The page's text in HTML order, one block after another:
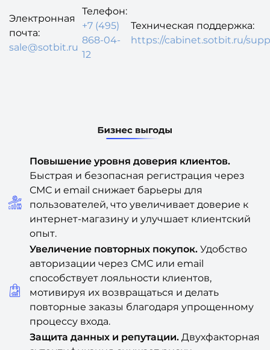
Электронная
почта:
sale@sotbit.ru
Телефон:
+7 (495)
868-04-
12
Техническая поддержка:
https://cabinet.sotbit.ru/
Повышение уровня доверия клиентов.
Быстрая и безопасная регистрация через
СМС и email снижает барьеры для
пользователей, что увеличивает доверие к
интернет-магазину и улучшает клиентский
опыт.
Увеличение повторных покупок. Удобство
авторизации через СМС или email
способствует лояльности клиентов,
мотивируя их возвращаться и делать
повторные заказы благодаря упрощенному
процессу входа.
Защита данных и репутации. Двухфакторная